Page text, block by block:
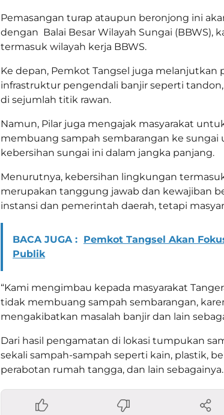
Pemasangan turap ataupun beronjong ini
dengan Balai Besar Wilayah Sungai (BBWS),
termasuk wilayah kerja BBWS.
Ke depan, Pemkot Tangsel juga melanjutkan
infrastruktur pengendali banjir seperti
di sejumlah titik rawan.
Namun, Pilar juga mengajak masyarakat
membuang sampah sembarangan ke sungai
kebersihan sungai ini dalam jangka panjang.
Menurutnya, kebersihan lingkungan
merupakan tanggung jawab dan kewajiban
instansi dan pemerintah daerah, tetapi
BACA JUGA : Pemkot Tangsel Akan
Publik
“Kami mengimbau kepada masyarakat
tidak membuang sampah sembarangan,
mengakibatkan masalah banjir dan lain
Dari hasil pengamatan di lokasi tumpukan
sekali sampah-sampah seperti kain, plastik,
perabotan rumah tangga, dan lain sebagainya.